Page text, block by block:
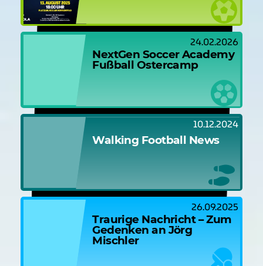
24.02.2026
NextGen Soccer Academy
Fußball Ostercamp
10.12.2024
Walking Football News
26.09.2025
Traurige Nachricht – Zum
Gedenken an Jörg
Mischler